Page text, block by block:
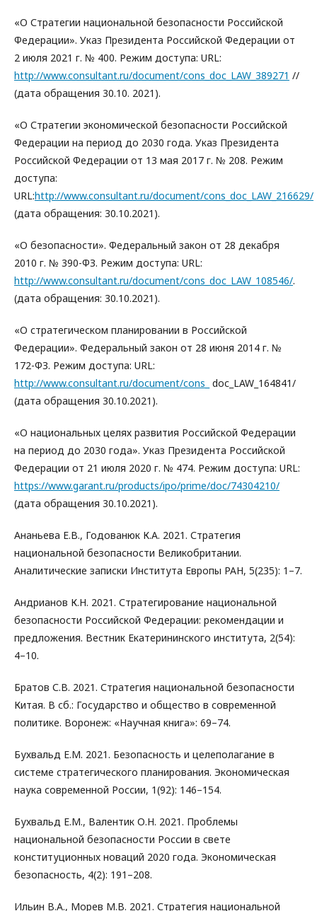
«О Стратегии национальной безопасности Российской
Федерации». Указ Президента Российской Федерации от
2 июля 2021 г. № 400. Режим доступа: URL:
http://www.consultant.ru/document/cons_doc_LAW_389271 //
(дата обращения 30.10. 2021).
«О Стратегии экономической безопасности Российской
Федерации на период до 2030 года. Указ Президента
Российской Федерации от 13 мая 2017 г. № 208. Режим
доступа:
URL:http://www.consultant.ru/document/cons_doc_LAW_216629/
(дата обращения: 30.10.2021).
«О безопасности». Федеральный закон от 28 декабря
2010 г. № 390-ФЗ. Режим доступа: URL:
http://www.consultant.ru/document/cons_doc_LAW_108546/.
(дата обращения: 30.10.2021).
«О стратегическом планировании в Российской
Федерации». Федеральный закон от 28 июня 2014 г. №
172-ФЗ. Режим доступа: URL:
http://www.consultant.ru/document/cons_ doc_LAW_164841/
(дата обращения 30.10.2021).
«О национальных целях развития Российской Федерации
на период до 2030 года». Указ Президента Российской
Федерации от 21 июля 2020 г. № 474. Режим доступа: URL:
https://www.garant.ru/products/ipo/prime/doc/74304210/
(дата обращения 30.10.2021).
Ананьева Е.В., Годованюк К.А. 2021. Стратегия
национальной безопасности Великобритании.
Аналитические записки Института Европы РАН, 5(235): 1–7.
Андрианов К.Н. 2021. Стратегирование национальной
безопасности Российской Федерации: рекомендации и
предложения. Вестник Екатерининского института, 2(54):
4–10.
Братов С.В. 2021. Стратегия национальной безопасности
Китая. В сб.: Государство и общество в современной
политике. Воронеж: «Научная книга»: 69–74.
Бухвальд Е.М. 2021. Безопасность и целеполагание в
системе стратегического планирования. Экономическая
наука современной России, 1(92): 146–154.
Бухвальд Е.М., Валентик О.Н. 2021. Проблемы
национальной безопасности России в свете
конституционных новаций 2020 года. Экономическая
безопасность, 4(2): 191–208.
Ильин В.А., Морев М.В. 2021. Стратегия национальной